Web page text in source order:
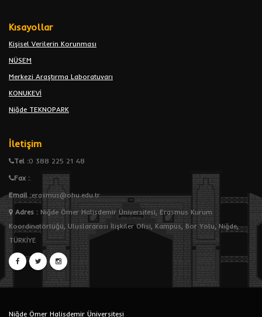
Kısayollar
Kişisel Verilerin Korunması
NÜSEM
Merkezi Araştırma Laboratuvarı
KONUKEVİ
Niğde TEKNOPARK
İletişim
Tel :0 388 225 21 48
Fax :.
Email :erasmus@ohu.edu.tr
Adres : Niğde Ömer Halisdemir Üniversitesi, Erasmus Kurum
Koordinatörlüğü, Uluslararası İlişkiler Ofisi, Kampüs, Bor Yolu, Niğde,
TÜRKİYE
Niğde Ömer Halisdemir Üniversitesi